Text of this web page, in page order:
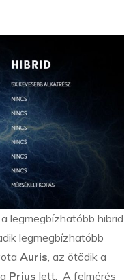
legmegbízhatóbb hibrid
legmegbízhatóbb
Auris, az ötödik a
Prius lett. A felmérés